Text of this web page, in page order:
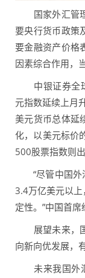
国家外汇管理
要央行货币政策
要金融资产价格
因素综合作用，
中银证券全球
元指数延续上月
美元货币总体延
化，以美元标价
500股票指数则
“尽管中国外
3.4万亿美元以
定性。”中国首席
展望未来，国
向新向优发展，
未来我国外汇